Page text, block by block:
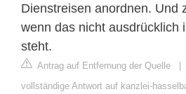
Dienstreisen anordnen. Und
wenn das nicht ausdrücklich
steht.
Antrag auf Entfernung der Quelle |
vollständige Antwort auf kanzlei-